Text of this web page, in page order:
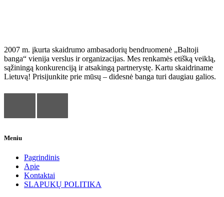
2007 m. įkurta skaidrumo ambasadorių bendruomenė „Baltoji
banga“ vienija verslus ir organizacijas. Mes renkamės etišką veiklą,
sąžiningą konkurenciją ir atsakingą partnerystę. Kartu skaidriname
Lietuvą! Prisijunkite prie mūsų – didesnė banga turi daugiau galios.
Meniu
Pagrindinis
Apie
Kontaktai
SLAPUKŲ POLITIKA